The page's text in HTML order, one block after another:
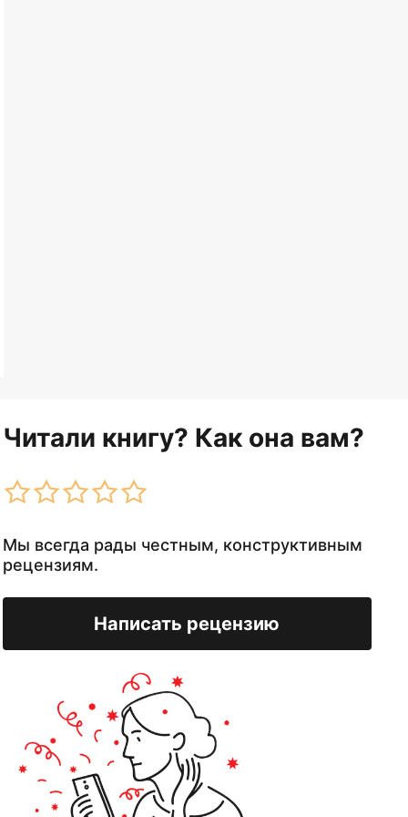
Читали книгу? Как она вам?
Мы всегда рады честным, конструктивным
рецензиям.
Написать рецензию